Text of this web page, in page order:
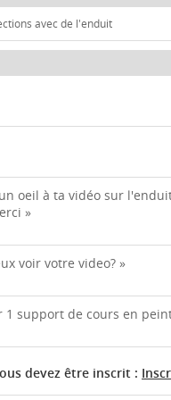
avec de l'enduit
oeil à ta vidéo sur
»
voir votre video? »
support de cours en
devez être inscrit :